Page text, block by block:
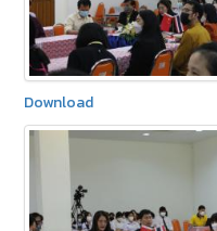
Download